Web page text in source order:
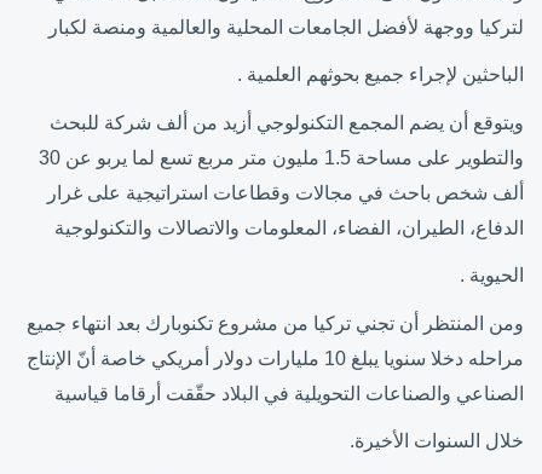
لتركيا ووجهة لأفضل الجامعات المحلية والعالمية ومنصة لكبار
الباحثين لإجراء جميع بحوثهم العلمية .
ويتوقع أن يضم المجمع التكنولوجي أزيد من ألف شركة للبحث
والتطوير على مساحة 1.5 مليون متر مربع تسع لما يربو عن 30
ألف شخص باحث في مجالات وقطاعات استراتيجية على غرار
الدفاع، الطيران، الفضاء، المعلومات والاتصالات والتكنولوجية
الحيوية .
ومن المنتظر أن تجني تركيا من مشروع تكنوبارك بعد انتهاء جميع
مراحله دخلا سنويا يبلغ 10 مليارات دولار أمريكي خاصة أنّ الإنتاج
الصناعي والصناعات التحويلية في البلاد حقّقت أرقاما قياسية
خلال السنوات الأخيرة.